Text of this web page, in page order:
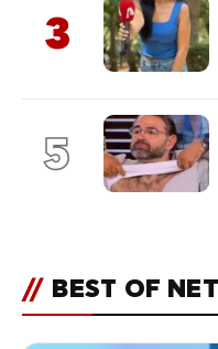
3
5
// BEST OF